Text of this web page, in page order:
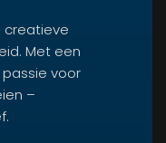
creatieve
Met een
voor
–